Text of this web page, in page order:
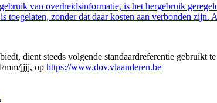
van overheidsinformatie, is het hergebruik
toegelaten, zonder dat daar kosten aan verbonden
dient steeds volgende standaardreferentie gebruikt
mm/jjjj, op https://www.dov.vlaanderen.be